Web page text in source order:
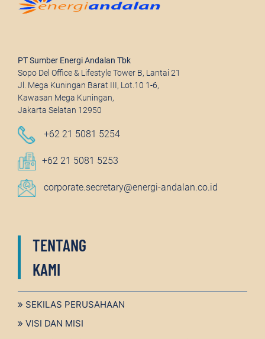
PT Sumber Energi Andalan Tbk
Sopo Del Office & Lifestyle Tower B, Lantai 21
Jl. Mega Kuningan Barat III, Lot.10 1-6,
Kawasan Mega Kuningan,
Jakarta Selatan 12950
+62 21 5081 5254
+62 21 5081 5253
corporate.secretary@energi-andalan.co.id
TENTANG
KAMI
SEKILAS PERUSAHAAN
VISI DAN MISI